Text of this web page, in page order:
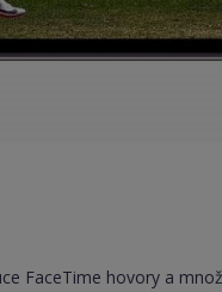
FaceTime hovory a